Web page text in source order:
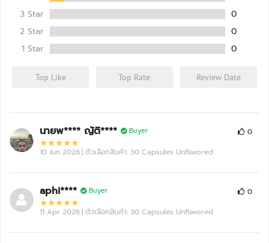
3 Star
0
2 Star
0
1 Star
0
Top Like Top Rate Review Date
นายพ**** ญัติ**** Buyer
10 Jun 2026| ตัวเลือกสินค้า: 30 Capsules Unflavored
0
aphi**** Buyer
11 Apr 2026| ตัวเลือกสินค้า: 30 Capsules Unflavored
0